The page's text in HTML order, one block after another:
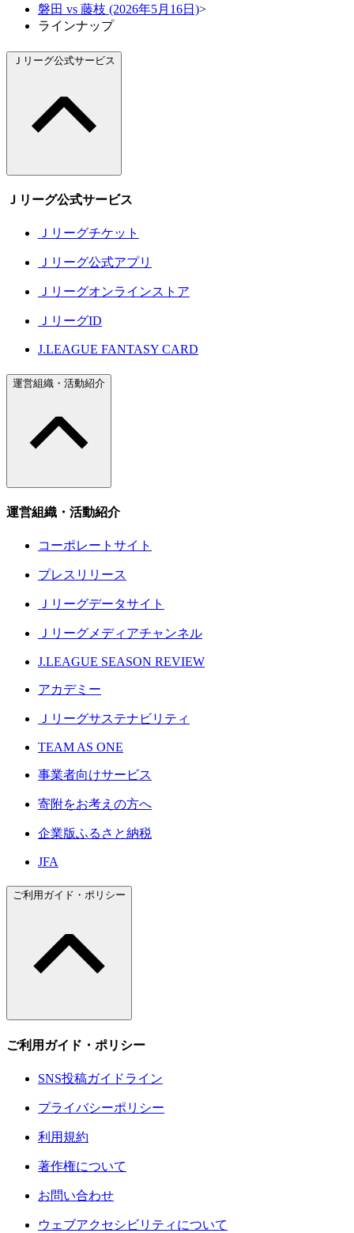
磐田 vs 藤枝 (2026年5月16日)>
ラインナップ
Ｊリーグ公式サービス
Ｊリーグ公式サービス
Ｊリーグチケット
Ｊリーグ公式アプリ
Ｊリーグオンラインストア
ＪリーグID
J.LEAGUE FANTASY CARD
運営組織・活動紹介
運営組織・活動紹介
コーポレートサイト
プレスリリース
Ｊリーグデータサイト
Ｊリーグメディアチャンネル
J.LEAGUE SEASON REVIEW
アカデミー
Ｊリーグサステナビリティ
TEAM AS ONE
事業者向けサービス
寄附をお考えの方へ
企業版ふるさと納税
JFA
ご利用ガイド・ポリシー
ご利用ガイド・ポリシー
SNS投稿ガイドライン
プライバシーポリシー
利用規約
著作権について
お問い合わせ
ウェブアクセシビリティについて